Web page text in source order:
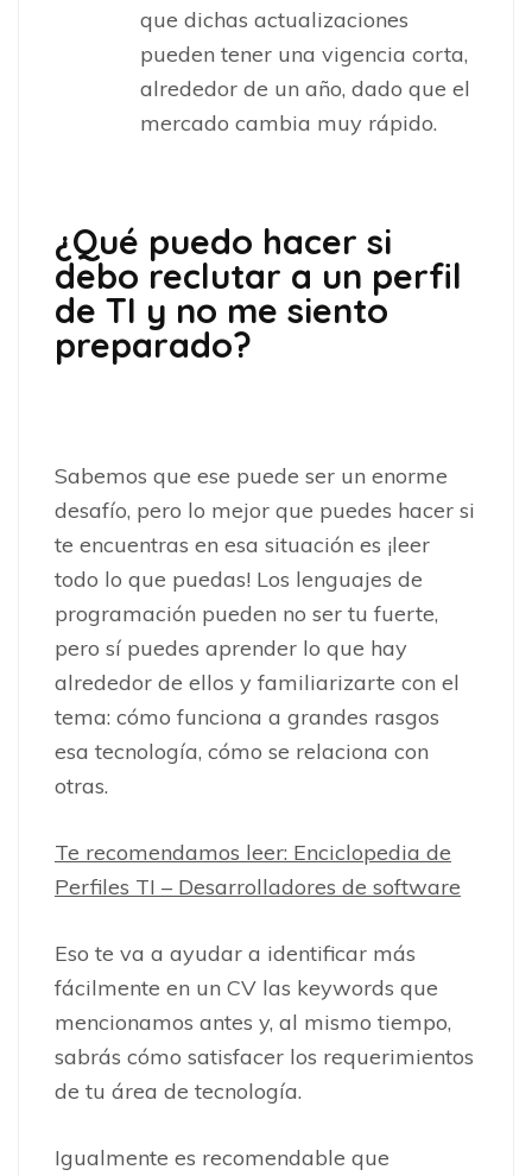
que dichas actualizaciones
pueden tener una vigencia corta,
alrededor de un año, dado que el
mercado cambia muy rápido.
¿Qué puedo hacer si
debo reclutar a un perfil
de TI y no me siento
preparado?
Sabemos que ese puede ser un enorme
desafío, pero lo mejor que puedes hacer si
te encuentras en esa situación es ¡leer
todo lo que puedas! Los lenguajes de
programación pueden no ser tu fuerte,
pero sí puedes aprender lo que hay
alrededor de ellos y familiarizarte con el
tema: cómo funciona a grandes rasgos
esa tecnología, cómo se relaciona con
otras.
Te recomendamos leer: Enciclopedia de
Perfiles TI – Desarrolladores de software
Eso te va a ayudar a identificar más
fácilmente en un CV las keywords que
mencionamos antes y, al mismo tiempo,
sabrás cómo satisfacer los requerimientos
de tu área de tecnología.
Igualmente es recomendable que